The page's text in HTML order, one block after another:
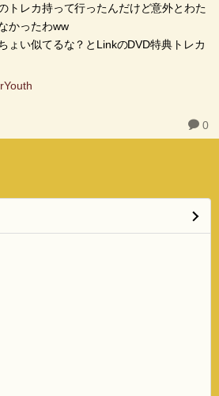
トレカ持って行ったんだけど意外とわた
かったわww
ょい似てるな？とLinkのDVD特典トレカ
0